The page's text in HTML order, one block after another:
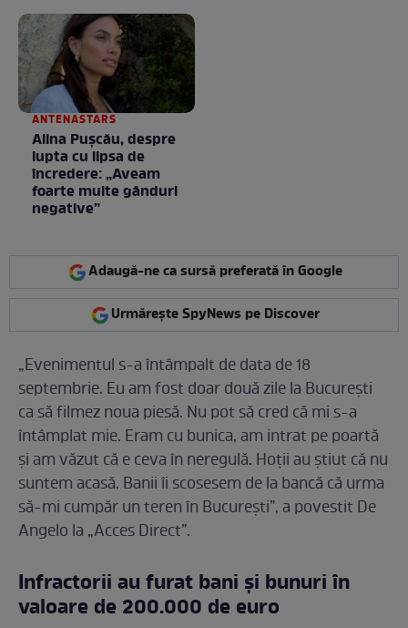
ANTENASTARS
Alina Pușcău, despre
lupta cu lipsa de
încredere: „Aveam
foarte multe gânduri
negative”
Adaugă-ne ca sursă preferată în Google
Urmărește SpyNews pe Discover
„Evenimentul s-a întâmpalt de data de 18
septembrie. Eu am fost doar două zile la București
ca să filmez noua piesă. Nu pot să cred că mi s-a
întâmplat mie. Eram cu bunica, am intrat pe poartă
și am văzut că e ceva în neregulă. Hoții au știut că nu
suntem acasă. Banii îi scosesem de la bancă că urma
să-mi cumpăr un teren în București”, a povestit De
Angelo la „Acces Direct”.
Infractorii au furat bani și bunuri în
valoare de 200.000 de euro